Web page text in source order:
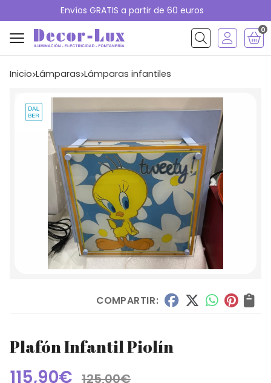
Envíos GRATIS a partir de 60 euros
Buscar
0
Inicio lámparas lámparas infantiles
COMPARTIR:
Plafón Infantil Piolín
115,90€ 125,00€